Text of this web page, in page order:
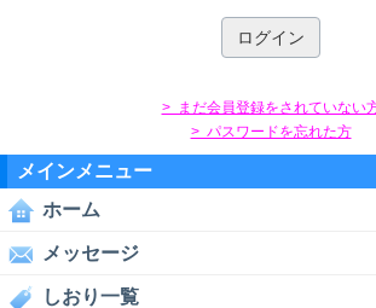
> まだ会員登録をされていない
> パスワードを忘れた方
メインメニュー
ホーム
メッセージ
しおり一覧